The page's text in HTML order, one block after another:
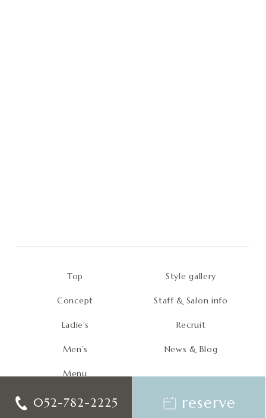
052-782-2225 reserve
Top
Concept
Ladie’s
Men’s
Menu
Style gallery
Staff & Salon info
Recruit
News & Blog